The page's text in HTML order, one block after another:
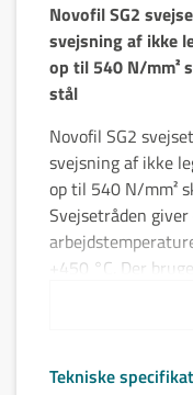
Novofil SG2
svejsning af ikke
op til 540 N/mm²
stål
Novofil SG2
svejsning af ikke
op til 540 N/mm²
Svejsetråden
+450 °C. Der
CO2 som
Tekniske